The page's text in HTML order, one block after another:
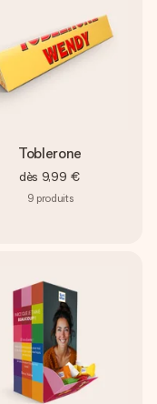
Toblerone
dès 9,99 €
9 produits